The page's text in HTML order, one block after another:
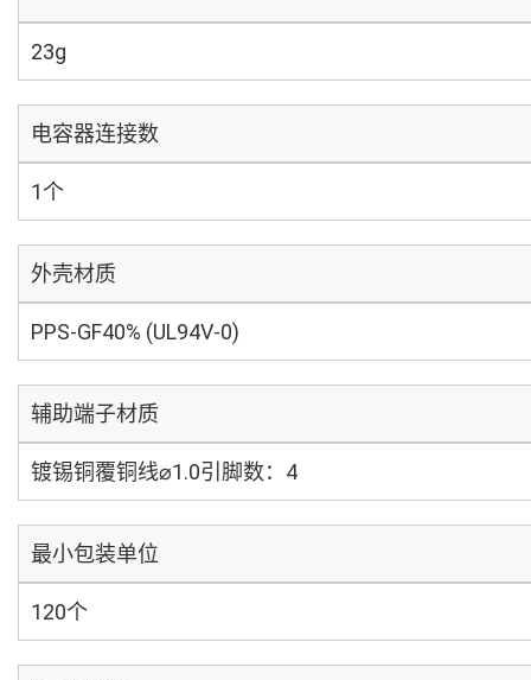
23g
电容器连接数
1个
外壳材质
PPS-GF40% (UL94V-0)
辅助端子材质
镀锡铜覆铜线⌀1.0引脚数：4
最小包装单位
120个